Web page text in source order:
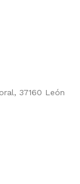
37160 León